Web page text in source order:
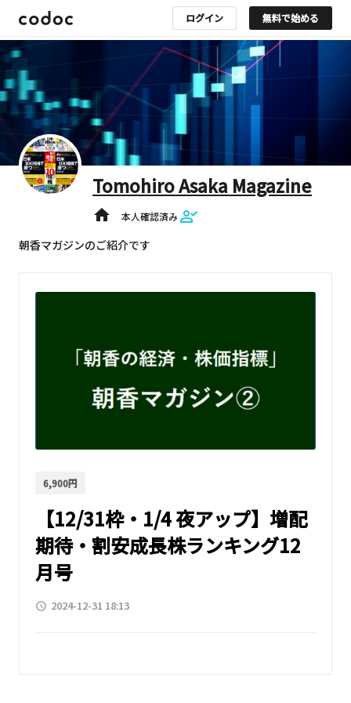
ログイン 無料で始める
Tomohiro Asaka Magazine
home 本人確認済み
朝香マガジンのご紹介です
6,900円
【12/31枠・1/4 夜アップ】増配
期待・割安成長株ランキング12
月号
access_time 2024-12-31 18:13